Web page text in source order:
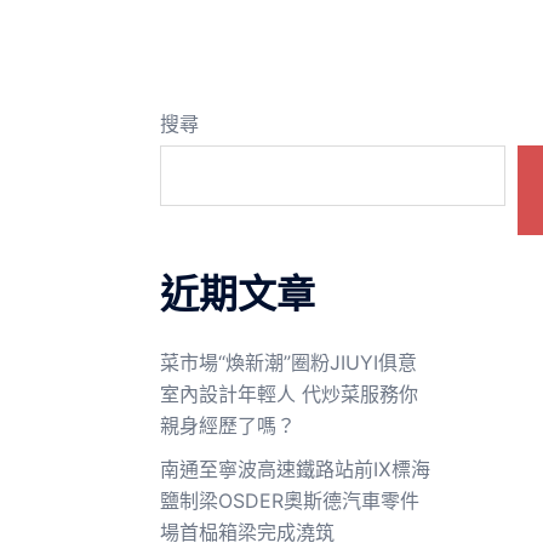
搜尋
近期文章
菜市場“煥新潮”圈粉JIUYI俱意
室內設計年輕人 代炒菜服務你
親身經歷了嗎？
南通至寧波高速鐵路站前Ⅸ標海
鹽制梁OSDER奧斯德汽車零件
場首榀箱梁完成澆筑